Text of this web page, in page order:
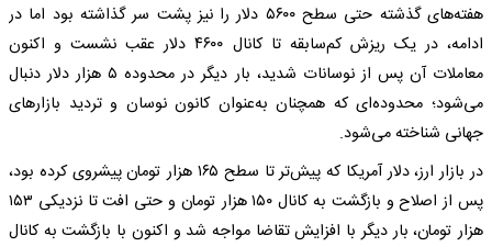
هفته‌های گذشته حتی سطح ۵۶۰۰ دلار را نیز پشت سر گذاشته بود اما در
ادامه، در یک ریزش کم‌سابقه تا کانال ۴۶۰۰ دلار عقب نشست و اکنون
معاملات آن پس از نوسانات شدید، بار دیگر در محدوده ۵ هزار دلار دنبال
می‌شود؛ محدوده‌ای که همچنان به‌عنوان کانون نوسان و تردید بازارهای
جهانی شناخته می‌شود.
در بازار ارز، دلار آمریکا که پیش‌تر تا سطح ۱۶۵ هزار تومان پیشروی کرده بود،
پس از اصلاح و بازگشت به کانال ۱۵۰ هزار تومان و حتی افت تا نزدیکی ۱۵۳
هزار تومان، بار دیگر با افزایش تقاضا مواجه شد و اکنون با بازگشت به کانال